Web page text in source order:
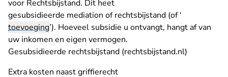
voor Rechtsbijstand. Dit heet
gesubsidieerde mediation of rechtsbijstand (of ‘
toevoeging’). Hoeveel subsidie u ontvangt, hangt af van
uw inkomen en eigen vermogen.
Gesubsidieerde rechtsbijstand (rechtsbijstand.nl)
Extra kosten naast griffierecht